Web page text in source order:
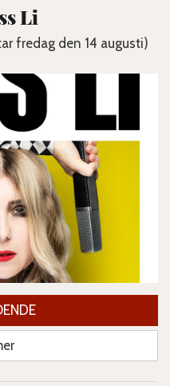
Li
fredag den 14 augusti)